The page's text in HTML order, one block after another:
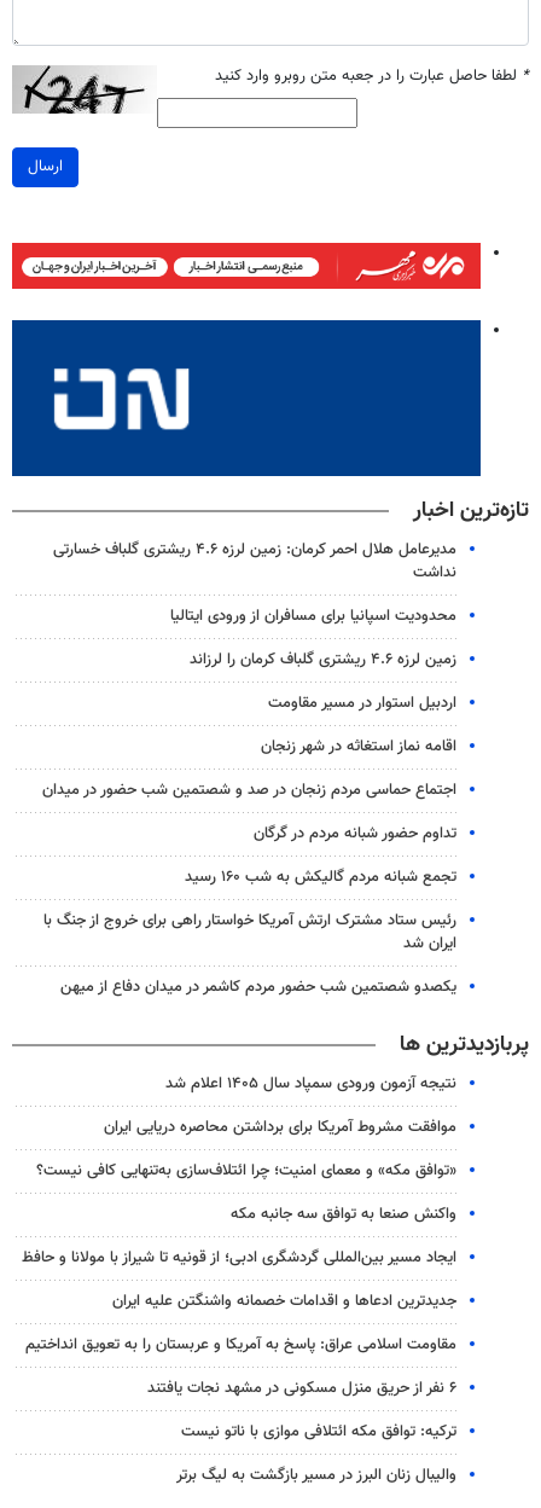
* لطفا حاصل عبارت را در جعبه متن روبرو وارد کنید
ارسال
تازه‌ترین اخبار
مدیرعامل هلال احمر کرمان: زمین لرزه ۴.۶ ریشتری گلباف خسارتی
نداشت
محدودیت اسپانیا برای مسافران از ورودی ایتالیا
زمین لرزه ۴.۶ ریشتری گلباف کرمان را لرزاند
اردبیل استوار در مسیر مقاومت
اقامه نماز استغاثه در شهر زنجان
اجتماع حماسی مردم زنجان در صد و شصتمین شب حضور در میدان
تداوم حضور شبانه مردم در گرگان
تجمع شبانه مردم گالیکش به شب ۱۶۰ رسید
رئیس ستاد مشترک ارتش آمریکا خواستار راهی برای خروج از جنگ با
ایران شد
یکصدو شصتمین شب حضور مردم کاشمر در میدان دفاع از میهن
پربازدیدترین ها
نتیجه آزمون ورودی سمپاد سال ۱۴۰۵ اعلام شد
موافقت مشروط آمریکا برای برداشتن محاصره دریایی ایران
«توافق مکه» و معمای امنیت؛ چرا ائتلاف‌سازی به‌تنهایی کافی نیست؟
واکنش صنعا به توافق سه جانبه مکه
ایجاد مسیر بین‌المللی گردشگری ادبی؛ از قونیه تا شیراز با مولانا و حافظ
جدیدترین ادعاها و اقدامات خصمانه واشنگتن علیه ایران
مقاومت اسلامی عراق: پاسخ به آمریکا و عربستان را به تعویق انداختیم
۶ نفر از حریق منزل مسکونی در مشهد نجات یافتند
ترکیه: توافق مکه ائتلافی موازی با ناتو نیست
والیبال زنان البرز در مسیر بازگشت به لیگ برتر